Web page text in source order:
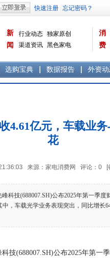
新
闻
行业动态 独家原创
渠道资讯 黑色家电
消
费
选购宝典 数据报告 外资
4.61亿元，车载业
花
来源：家电消费网 评论： 0 [
技(688007.SH)公布2025年第一季度
中，车载光学业务表现突出，同比增长
(688007.SH)公布2025年第一